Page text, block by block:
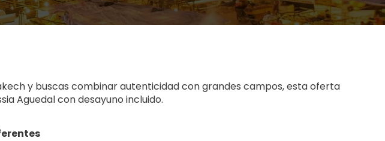
y buscas combinar autenticidad con grandes campos, esta oferta
Aguedal con desayuno incluido.